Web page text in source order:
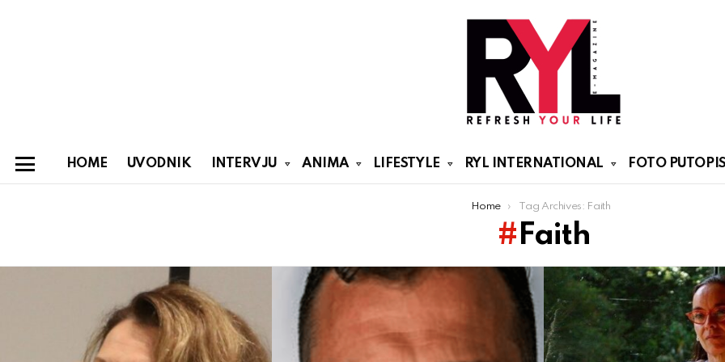
HOME UVODNIK INTERVJU ANIMA LIFESTYLE RYL INTERNATIONAL FOTO PUTOPISI
Home Tag Archives: Faith
Faith